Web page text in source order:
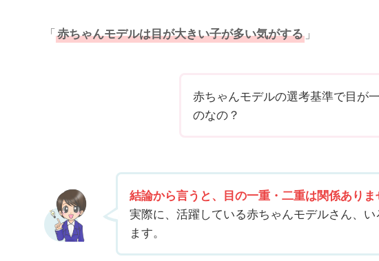
「赤ちゃんモデルは目が大きい子が多い気がする 」
赤ちゃんモデルの選考基準で目が
のなの？
結論から言うと、目の一重・二重は関係ありま
実際に、活躍している赤ちゃんモデルさん、
ます。